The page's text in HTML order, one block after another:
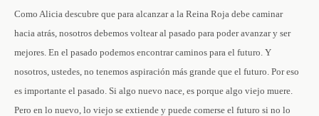
Como Alicia descubre que para alcanzar a la Reina Roja debe caminar
hacia atrás, nosotros debemos voltear al pasado para poder avanzar y ser
mejores. En el pasado podemos encontrar caminos para el futuro. Y
nosotros, ustedes, no tenemos aspiración más grande que el futuro. Por eso
es importante el pasado. Si algo nuevo nace, es porque algo viejo muere.
Pero en lo nuevo, lo viejo se extiende y puede comerse el futuro si no lo